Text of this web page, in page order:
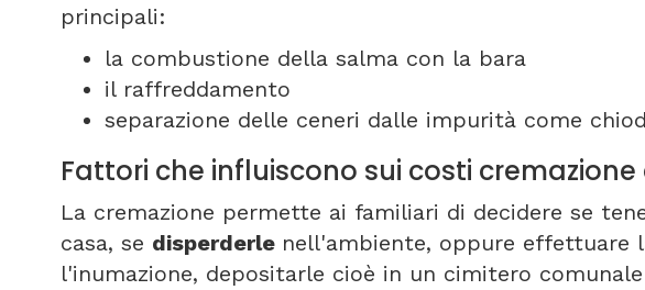
principali:
la combustione della salma con la bara
il raffreddamento
separazione delle ceneri dalle impurità come
Fattori che influiscono sui costi
La cremazione permette ai familiari di decidere se
casa, se disperderle nell'ambiente, oppure effettuare
l'inumazione, depositarle cioè in un cimitero